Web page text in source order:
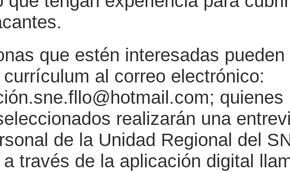
que estén interesadas pueden
al correo electrónico:
n.sne.fllo@hotmail.com; quienes
realizarán una
de la Unidad Regional del
través de la aplicación digital